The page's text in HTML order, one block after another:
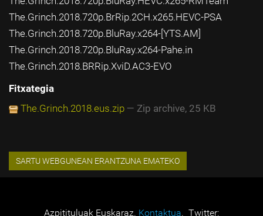
The.Grinch.2018.720p.BrRip.2CH.x265.HEVC-PSA
The.Grinch.2018.720p.BluRay.x264-[YTS.AM]
The.Grinch.2018.720p.BluRay.x264-Pahe.in
The.Grinch.2018.BRRip.XviD.AC3-EVO
Fitxategia
The.Grinch.2018.eus.zip — Zip archive, 25 KB
Azpitituluak Euskaraz. Kontaktua. Twitter: